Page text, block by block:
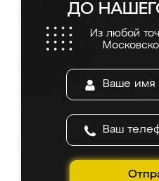
ДО
Из любой